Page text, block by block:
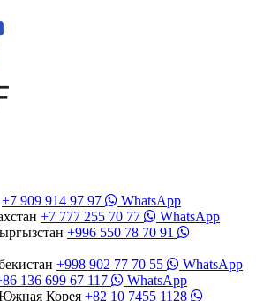
+7 909 914 97 97
WhatsApp
+7 777 255 70 77
WhatsApp
+996 550 78 70 91
+998 902 77 70 55
WhatsApp
136 699 67 117
WhatsApp
Корея +82 10 7455 1128